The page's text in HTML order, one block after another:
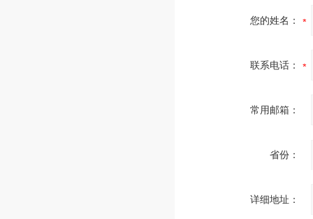
您的姓名：
联系电话：
常用邮箱：
省份：
详细地址：